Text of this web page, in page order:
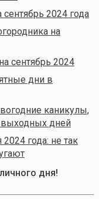
2024 года
на
сентябрь 2024
дни в
каникулы,
выходных дней
года: не так
дня!